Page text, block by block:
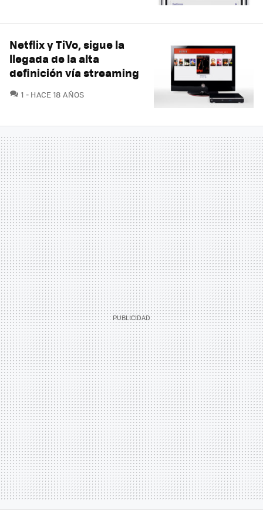
Netflix y TiVo, sigue la
llegada de la alta
definición vía streaming
1 COMENTARIOS
HACE 18 AÑOS